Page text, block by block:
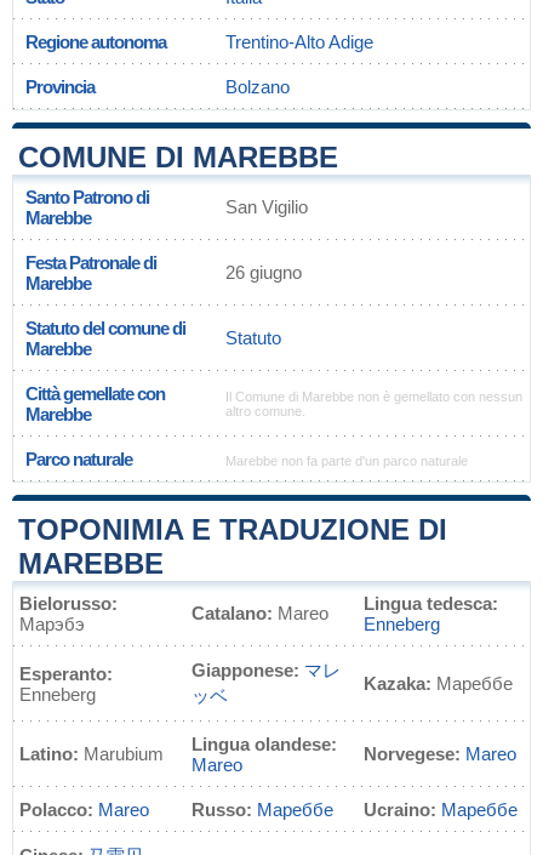
Regione autonoma Trentino-Alto Adige
Provincia Bolzano
COMUNE DI MAREBBE
Santo Patrono di
Marebbe
San Vigilio
Festa Patronale di
Marebbe
26 giugno
Statuto del comune di
Marebbe
Statuto
Città gemellate con
Marebbe
Il Comune di Marebbe non è gemellato con nessun
altro comune.
Parco naturale Marebbe non fa parte d'un parco naturale
TOPONIMIA E TRADUZIONE DI
MAREBBE
Bielorusso:
Марэбэ
Catalano: Mareo
Lingua tedesca:
Enneberg
Esperanto:
Enneberg
Giapponese: マレ
ッベ
Kazaka: Мареббе
Latino: Marubium
Lingua olandese:
Mareo
Norvegese: Mareo
Polacco: Mareo Russo: Мареббе Ucraino: Мареббе